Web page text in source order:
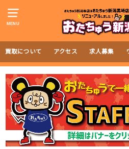
MENU
買取について アクセス 求人募集